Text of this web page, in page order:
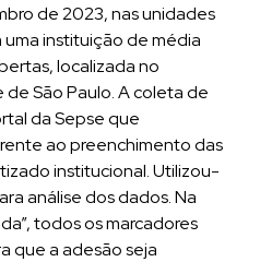
de 2023, nas unidades
instituição de média
localizada no
São Paulo. A coleta de
da Sepse que
ao preenchimento das
institucional. Utilizou-
análise dos dados. Na
todos os marcadores
que a adesão seja